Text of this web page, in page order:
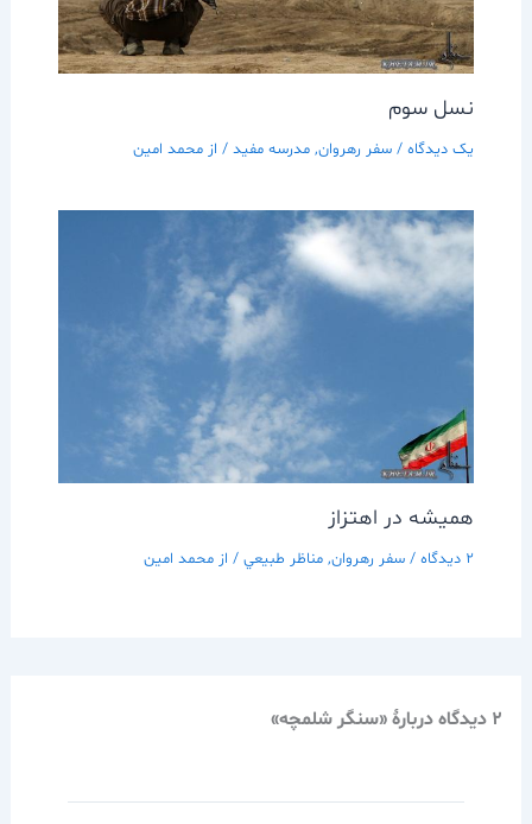
نسل سوم
یک دیدگاه / سفر رهروان, مدرسه مفيد/ از محمد امین
هميشه در اهتزاز
2 دیدگاه / سفر رهروان, مناظر طبيعي/ از محمد امین
2 دیدگاه دربارهٔ «سنگر شلمچه»